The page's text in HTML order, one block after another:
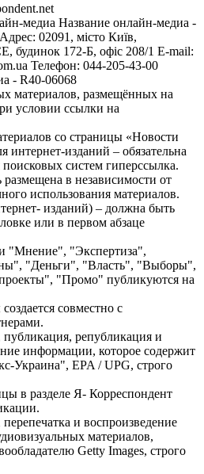
медиа Название онлайн-медиа -
02091, місто Київ,
172-Б, офіс 208/1 E-mail:
Телефон: 044-205-43-00
- R40-06068
материалов, размещённых на
условии ссылки на
со страницы «Новости
изданий – обязательна
систем гиперссылка.
в независимости от
использования материалов.
изданий) – должна быть
или в первом абзаце
"Мнение", "Экспертиза",
"Деньги", "Власть", "Выборы",
"Промо" публикуются на
совместно с
републикация и
информации, которое содержит
Украина", EPA / UPG, строго
в разделе Я- Корреспондент
и воспроизведение
материалов,
Getty Images, строго